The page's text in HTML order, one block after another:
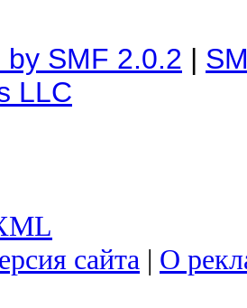
by SMF 2.0.2 |
LLC
сайта | О